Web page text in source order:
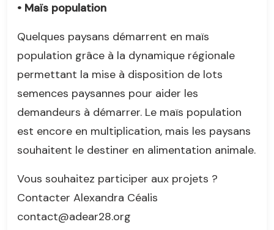
• Maïs population
Quelques paysans démarrent en maïs
population grâce à la dynamique régionale
permettant la mise à disposition de lots
semences paysannes pour aider les
demandeurs à démarrer. Le maïs population
est encore en multiplication, mais les paysans
souhaitent le destiner en alimentation animale.
Vous souhaitez participer aux projets ?
Contacter Alexandra Céalis
contact@adear28.org